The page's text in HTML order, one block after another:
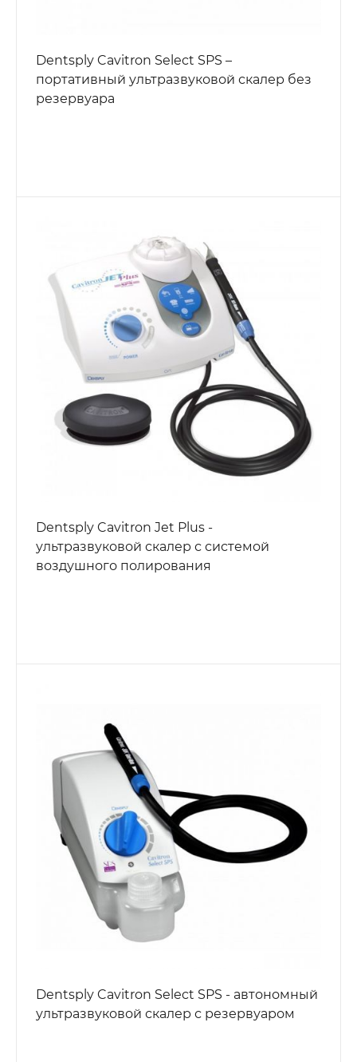
Dentsply Cavitron Select SPS –
портативный ультразвуковой скалер без
резервуара
Dentsply Cavitron Jet Plus -
ультразвуковой скалер с системой
воздушного полирования
Dentsply Cavitron Select SPS - автономный
ультразвуковой скалер с резервуаром